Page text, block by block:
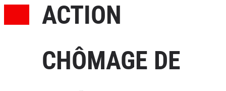
ACTION
CHÔMAGE DE